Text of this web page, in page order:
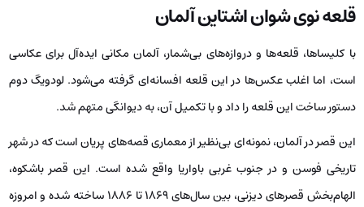
قلعه نوی شوان اشتاین آلمان
با کلیساها، قلعه‌ها و دروازه‌های بی‌شمار، آلمان مکانی ایده‌آل برای عکاسی
است، اما اغلب عکس‌ها در این قلعه افسانه‌ای گرفته می‌شود. لودویگ دوم
دستور ساخت این قلعه را داد و با تکمیل آن، به دیوانگی متهم شد.
این قصر در آلمان، نمونه‌ای بی‌نظیر از معماری قصه‌های پریان است که در شهر
تاریخی فوسن و در جنوب غربی باواریا واقع شده است. این قصر باشکوه،
الهام‌بخش قصرهای دیزنی، بین سال‌های ۱۸۶۹ تا ۱۸۸۶ ساخته شده و امروزه